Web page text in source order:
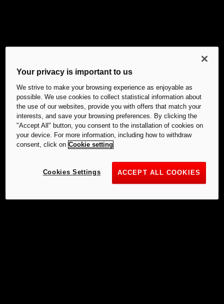
Your privacy is important to us
We strive to make your browsing experience as enjoyable as
possible. We use cookies to collect statistical information about
the use of our websites, provide you with offers that match your
interests, and save your browsing preferences. By clicking the
"Accept All" button, you consent to the installation of cookies on
your device. For more information, including how to withdraw
consent, click on Cookie setting
ACCEPT ALL COOKIES
Cookies Settings